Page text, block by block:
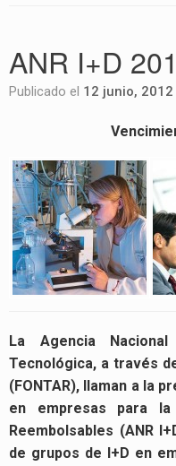
ANR I+D
Publicado el 12 junio, 2012
La Agencia
Tecnológica, a través
(FONTAR), llaman a la
en empresas para
Reembolsables (ANR
de grupos de I+D en